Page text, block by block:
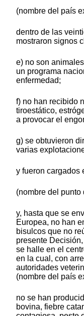
(nombre del país
dentro de las
mostraron signos
e) no son
un programa
enfermedad;
f) no han recibido
tiroestático,
a provocar el
g) se obtuvieron
varias
y fueron cargados
(nombre del punto
y, hasta que se
Europea, no han
bisulcos que no
presente
se halle en el
en la cual, con
autoridades
(nombre del país
no se han
bovina, fiebre